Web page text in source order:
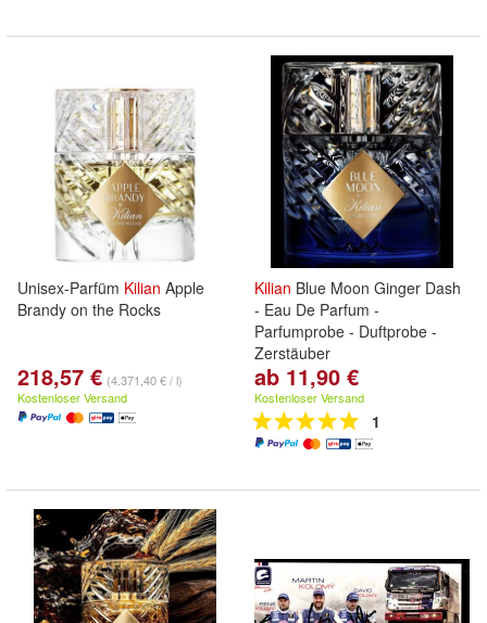
Unisex-Parfüm Kilian Apple
Brandy on the Rocks
218,57 € (4.371,40 € / l)
Kostenloser Versand
Kilian Blue Moon Ginger Dash
- Eau De Parfum -
Parfumprobe - Duftprobe -
Zerstäuber
ab 11,90 €
Kostenloser Versand
1